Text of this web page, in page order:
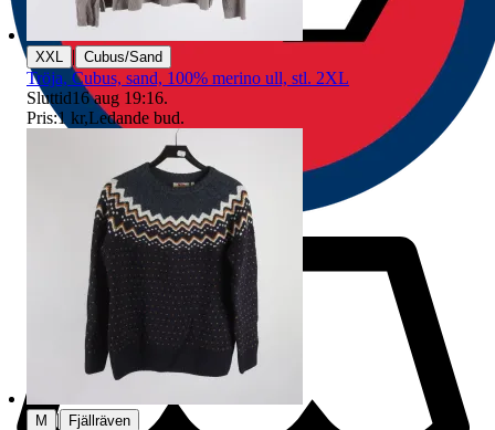
XXL | Cubus/Sand
Tröja, Cubus, sand, 100% merino ull, stl. 2XL
Sluttid16 aug 19:16.
Pris:1 kr,Ledande bud.
M | Fjällräven